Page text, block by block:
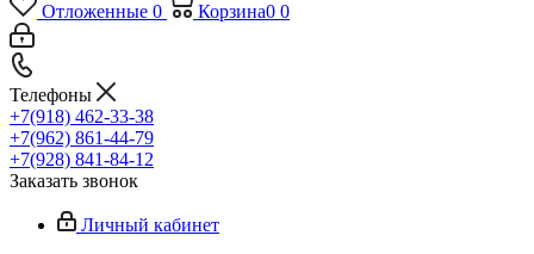
Отложенные 0 Корзина0 0
Телефоны
+7(918) 462-33-38
+7(962) 861-44-79
+7(928) 841-84-12
Заказать звонок
Личный кабинет